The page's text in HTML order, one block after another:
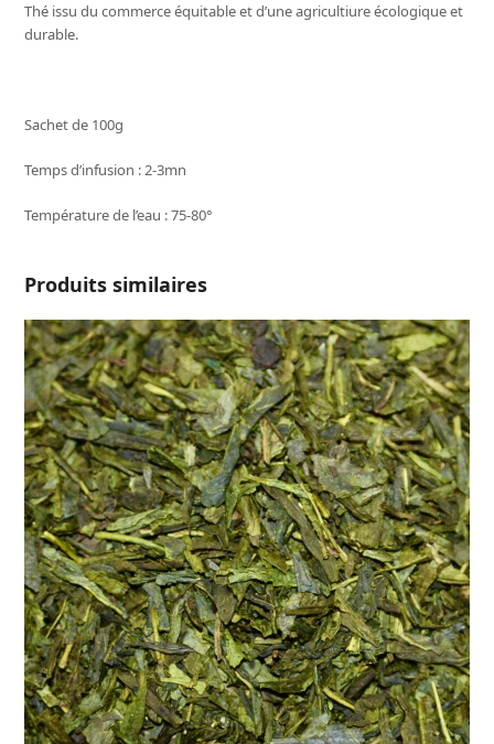
Thé issu du commerce équitable et d’une agricultiure écologique et
durable.
Sachet de 100g
Temps d’infusion : 2-3mn
Température de l’eau : 75-80°
Produits similaires